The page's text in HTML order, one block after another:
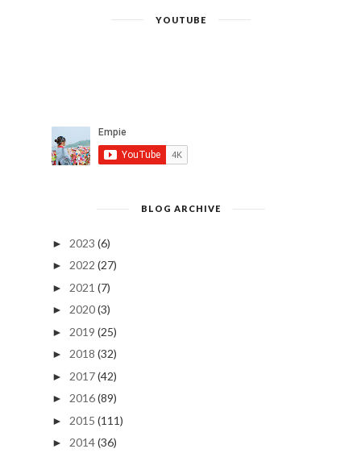
YOUTUBE
BLOG ARCHIVE
► 2023 (6)
► 2022 (27)
► 2021 (7)
► 2020(3)
► 2019 (25)
► 2018 (32)
► 2017(42)
► 2016(89)
► 2015 (111)
► 2014(36)